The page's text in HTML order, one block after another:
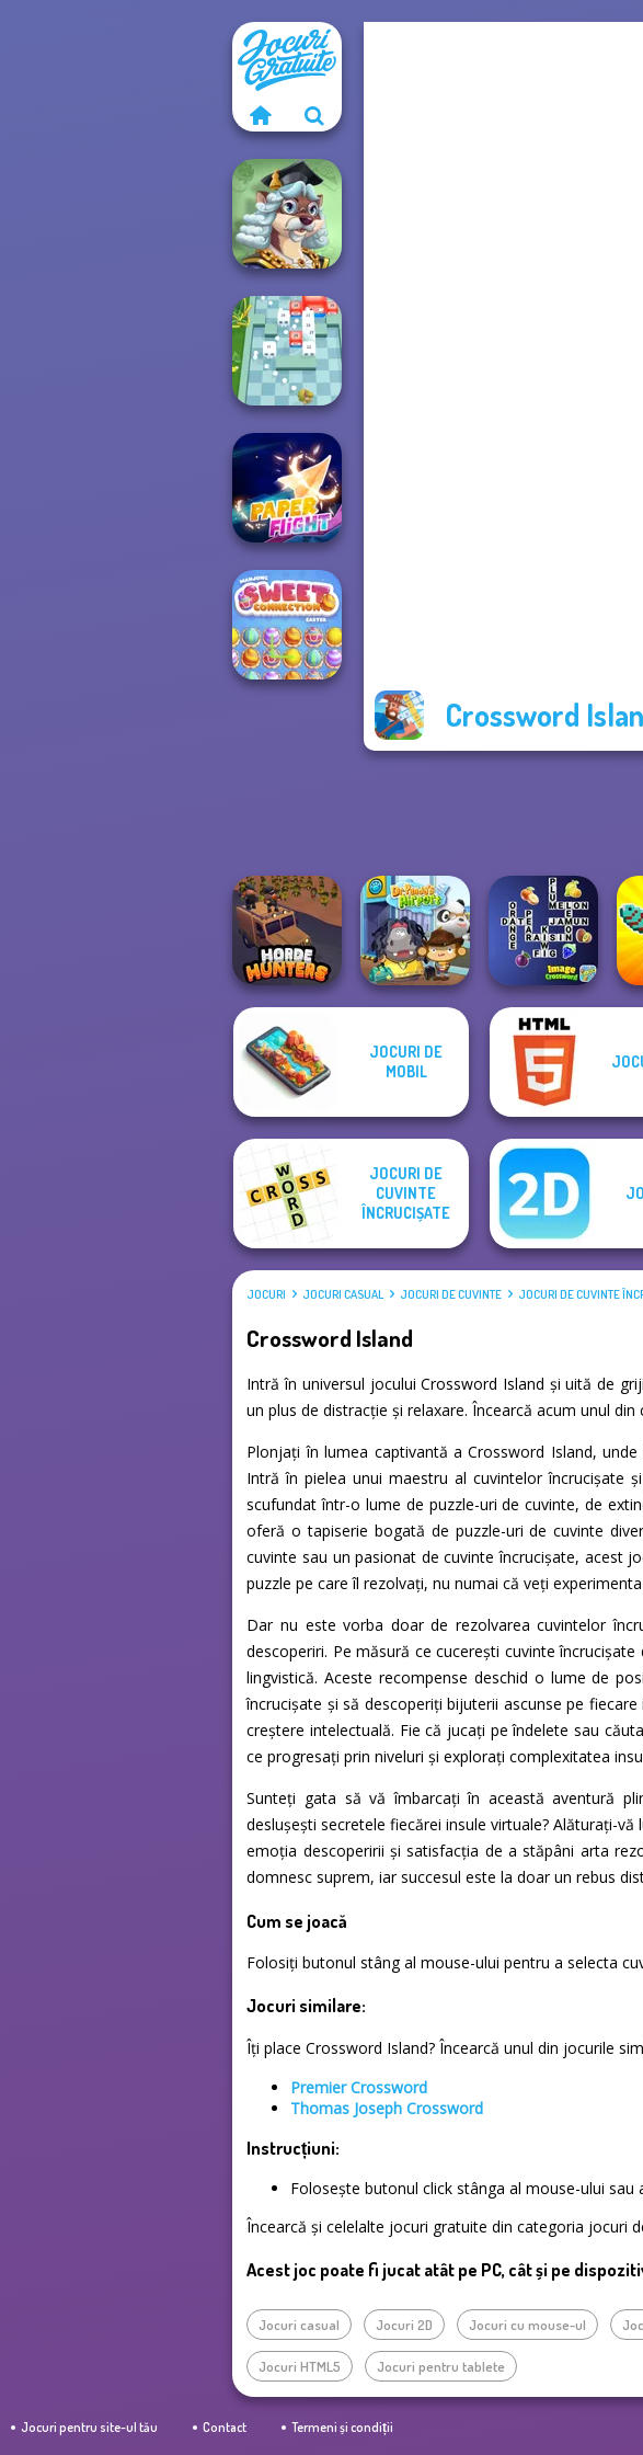
Crossword
Words With Prof.
Wisely
Break n Bounce
Paper Flight
Horde Hunters Dr. Panda Airport
Image
Crossword
JOCURI DE
MOBIL
JOCURI DE
CUVINTE
ÎNCRUCIȘATE
JOCURI JOCURI CASUAL JOCURI DE CUVINTE JOCURI DE CUVINTE
Crossword Island
Intră în universul jocului Crossword Island și uită de
un plus de distracție și relaxare. Încearcă acum unul
Plonjați în lumea captivantă a Crossword Island,
Intră în pielea unui maestru al cuvintelor încrucișate
scufundat într-o lume de puzzle-uri de cuvinte, de
oferă o tapiserie bogată de puzzle-uri de cuvinte
cuvinte sau un pasionat de cuvinte încrucișate, acest
puzzle pe care îl rezolvați, nu numai că veți
Dar nu este vorba doar de rezolvarea cuvintelor
descoperiri. Pe măsură ce cucerești cuvinte
lingvistică. Aceste recompense deschid o lume de
încrucișate și să descoperiți bijuterii ascunse pe
creștere intelectuală. Fie că jucați pe îndelete sau
ce progresați prin niveluri și explorați complexitatea
Sunteți gata să vă îmbarcați în această aventură
deslușești secretele fiecărei insule virtuale? Alăturați-
emoția descoperirii și satisfacția de a stăpâni arta
domnesc suprem, iar succesul este la doar un rebus
Cum se joacă
Folosiți butonul stâng al mouse-ului pentru a selecta
Jocuri similare:
Îți place Crossword Island? Încearcă unul din jocurile
Premier Crossword
Thomas Joseph Crossword
Instrucțiuni:
Folosește butonul click stânga al mouse-ului
Încearcă și celelalte jocuri gratuite din categoria jocuri
Acest joc poate fi jucat atât pe PC, cât și pe
Jocuri casual Jocuri 2D Jocuri cu mouse-ul
Jocuri HTML5 Jocuri pentru tablete
Jocuri pentru site-ul tău Contact Termeni și condiții